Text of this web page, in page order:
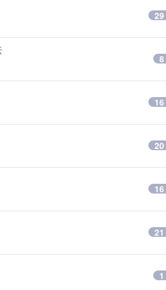
29
8
16
20
16
21
1